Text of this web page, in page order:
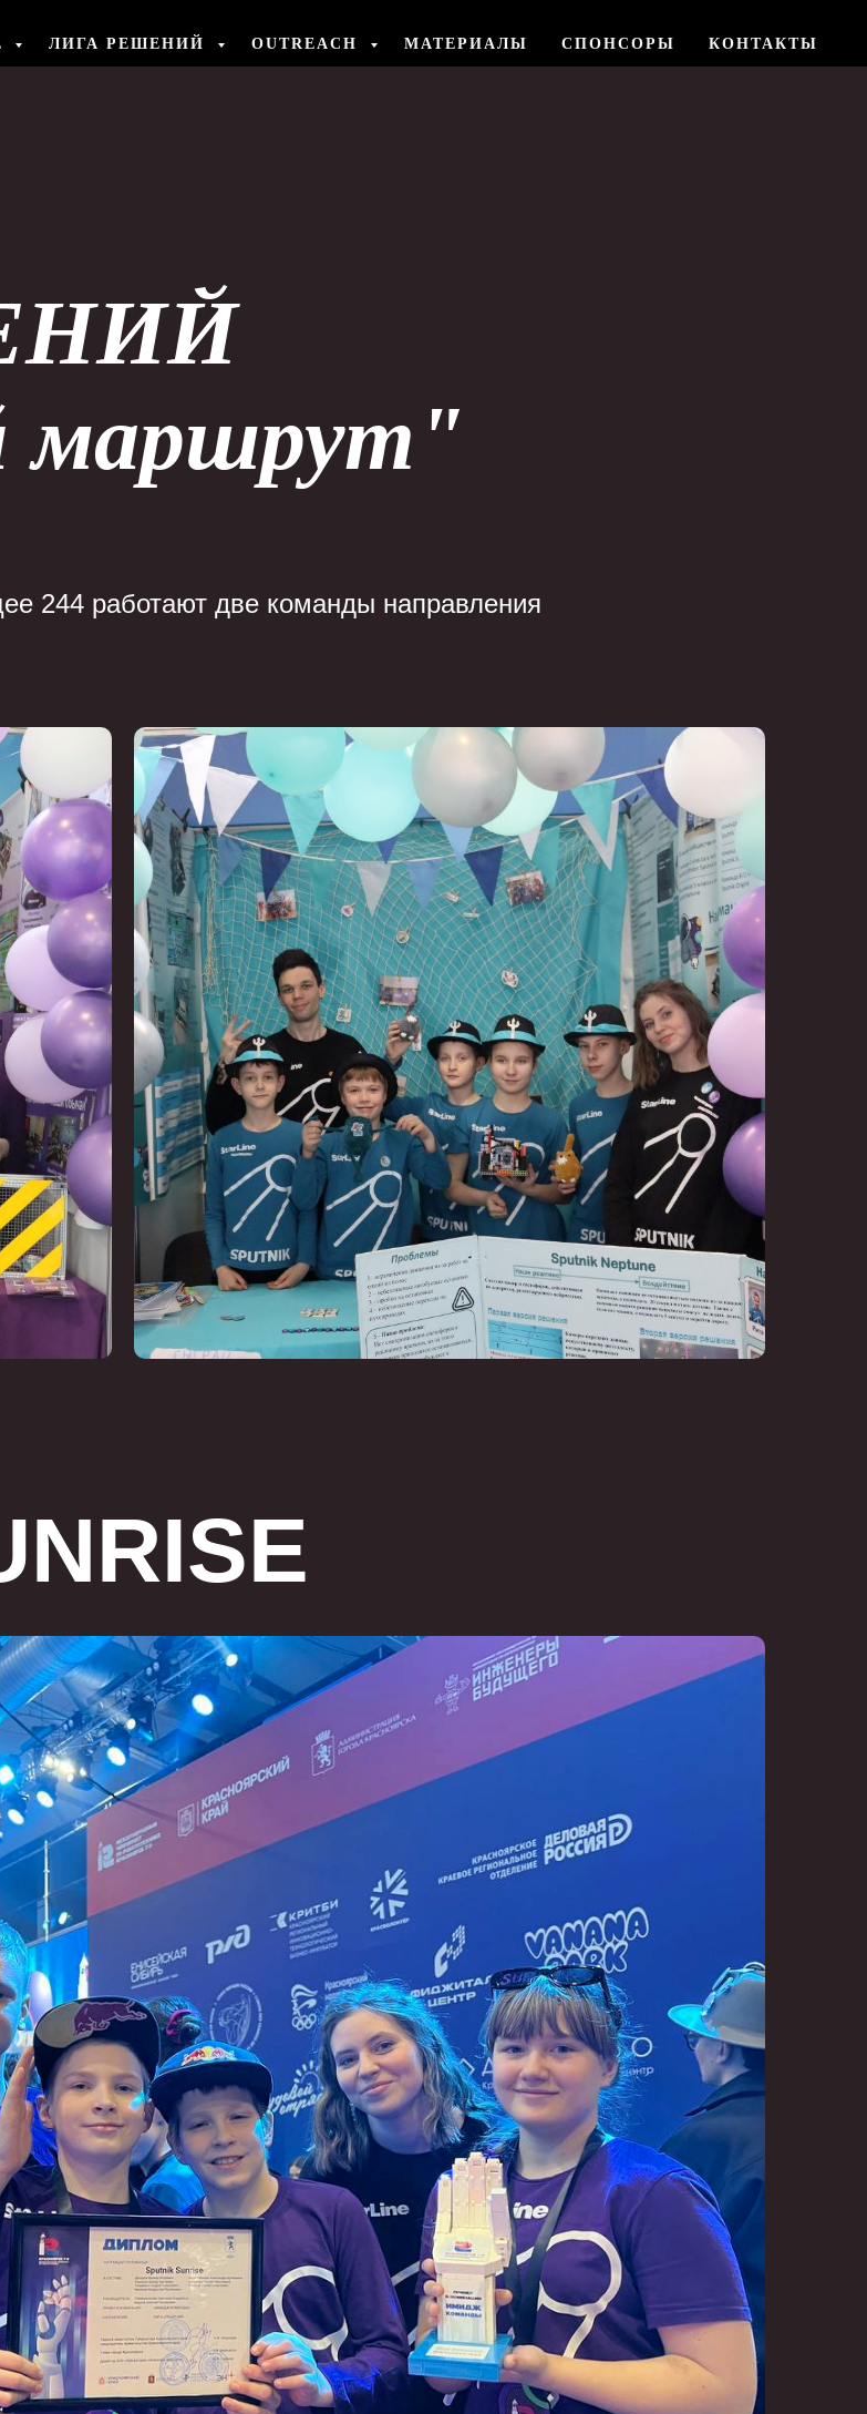
ЛИГА РЕШЕНИЙ OUTREACH МАТЕРИАЛЫ СПОНСОРЫ КОНТАКТЫ
маршрут"
244 работают две команды направления